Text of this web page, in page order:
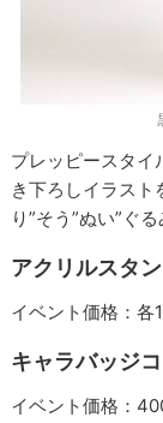
プレッピースタイ
き下ろしイラスト
り”そう”ぬい”ぐ
アクリルスタ
イベント価格：各
キャラバッジ
イベント価格：